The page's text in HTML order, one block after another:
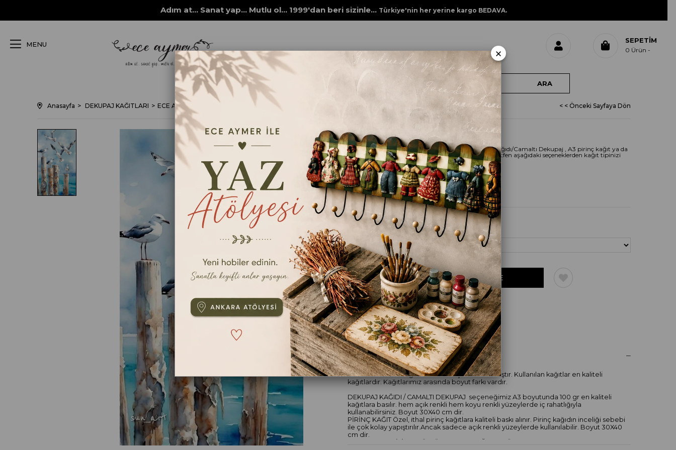
Adım at... Sanat yap... Mutlu ol... 1999'dan beri sizinle... Türkiye'nin her yerine kargo BEDAVA.
MENU SEPETIM
0 Ürün
Anasayfa DEKUPAJ KAĞITLARI ECE AYMER DEKUPAJ / PİRİNÇ KAĞITLARI ECE AYMER ÖZEL KAĞITLAR UÇAN MARTILAR < < Önceki Sayfaya Dön
UÇAN MARTILAR
Tüm ECE AYMER kağıtlarımızı 100 gr A3 dekupaj kağıdı/Camaltı Dekupaj , A3 pirinç kağıt ya da
A4 elde yıkanabilir sır üstü çıkartma kağıdı olarak, lütfen aşağıdaki seçeneklerden kağıt tipinizi
seçiniz.
₺69,00
Kağıt Cinsi
TAVSIYE ET YORUM YAZ
ÜRÜN ÖZELLIKLERI
Tüm ECE AYMER kağıtlarımız sizin için tasarlanmıştır. Kullanılan kağıtlar en kaliteli
kağıtlardır. Kağıtlarımız arasında boyut farkı vardır.
DEKUPAJ KAĞIDI / CAMALTI DEKUPAJ seçeneğimiz A3 boyutunda 100 gr en kaliteli
kağıtlara basılır. hem açık renkli hem koyu renkli yüzeylerde iç rahatlığıyla
kullanabilirsiniz. Boyut 30X40 cm dir.
PİRİNÇ KAĞIT Özel, ithal pirinç kağıtlara kaliteli baskı alınır. Pirinç kağıdın inceliği sebebi
ile çok kolay yapıştırılır.Ancak sadece açık renkli yüzeylerde kullanılabilir. Boyut 30X40
cm dir.
×